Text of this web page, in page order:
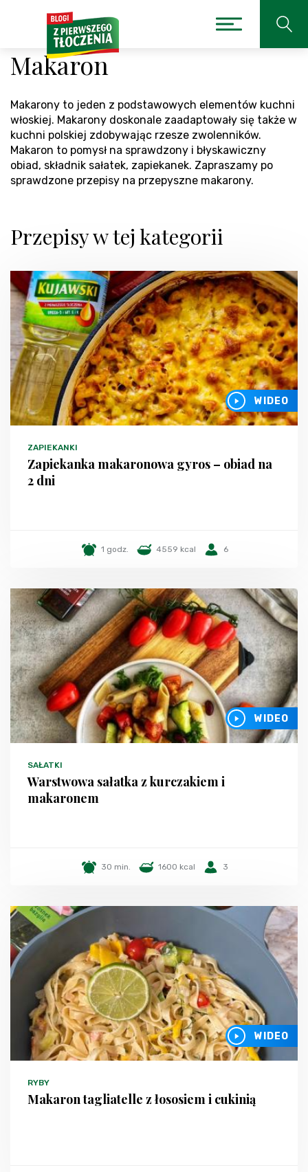
Makaron
Makarony to jeden z podstawowych elementów kuchni
włoskiej. Makarony doskonale zaadaptowały się także w
kuchni polskiej zdobywając rzesze zwolenników.
Makaron to pomysł na sprawdzony i błyskawiczny
obiad, składnik sałatek, zapiekanek. Zapraszamy po
sprawdzone przepisy na przepyszne makarony.
Przepisy w tej kategorii
WIDEO
ZAPIEKANKI
Zapiekanka makaronowa gyros – obiad na
2 dni
1 godz. 4559 kcal 6
WIDEO
SAŁATKI
Warstwowa sałatka z kurczakiem i
makaronem
30 min. 1600 kcal 3
WIDEO
RYBY
Makaron tagliatelle z łososiem i cukinią